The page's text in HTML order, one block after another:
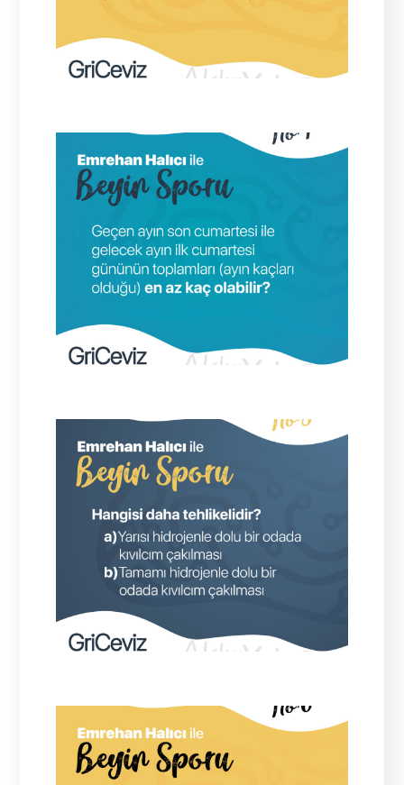
26
Not: Bu cevap sadece cumartesi için
değil, tüm günler için geçerlidir.
A
Tamamı hidrojenle dolu odada oksijen
olmadığı için yanma tehlikesi de
olmayacaktır.